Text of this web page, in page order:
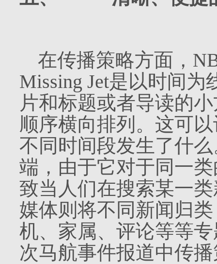
在传播策略方面，
Missing Jet是以时间为
片和标题或者导读的
顺序横向排列。这可
不同时间段发生了什
端，由于它对于同一
致当人们在搜索某一
媒体则将不同新闻归
机、家属、评论等等
次马航事件报道中传